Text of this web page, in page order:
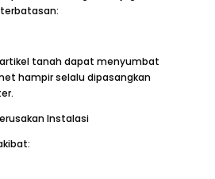
tanah dapat menyumbat
hampir selalu dipasangkan
Instalasi